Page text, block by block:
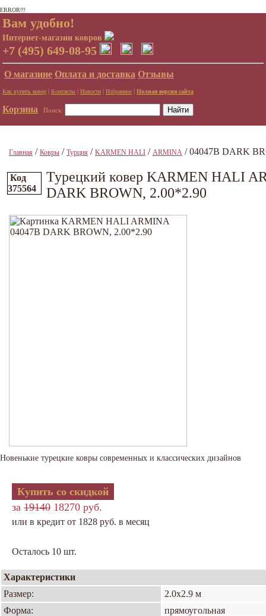
ERROR!!!
Вам удобно!
Интернет-магазин ковров
+7 (495) 649-08-95
О магазине Оплата и доставка Отзывы
Как купить ковер | Контакты | Новости | Избранное | Полная версия сайта
Корзина Поиск:
Главная / Ковры / Турция / KARMEN HALI / ARMINA / 04047B DARK
Код
375564
Турецкий ковер KARMEN HALI
DARK BROWN, 2.00*2.90
Новенькие турецкие ковры современных и классических дизайнов
Купить со скидкой
за 19140 18270 руб.
или в кредит от 1828 руб. в месяц
Осталось 10 шт.
Характеристики
Размер:
2.0х2.9 м
Форма:
прямоугольная